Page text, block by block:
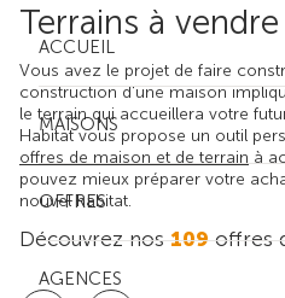
ACCUEIL
MAISONS
OFFRES
AGENCES
Terrains à vendre
Vous avez le projet de faire
construction d'une maison
le terrain qui accueillera votre
Habitat vous propose un outil
offres de maison et de terrain à
pouvez mieux préparer votre
nouvel habitat.
Découvrez nos109offres